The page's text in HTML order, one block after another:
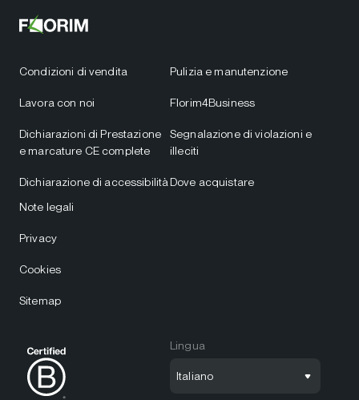
Condizioni di vendita
Lavora con noi
Dichiarazioni di Prestazione
e marcature CE complete
Dichiarazione di accessibilità
Pulizia e manutenzione
Florim4Business
Segnalazione di violazioni e
illeciti
Dove acquistare
Note legali
Privacy
Cookies
Sitemap
Lingua
Italiano